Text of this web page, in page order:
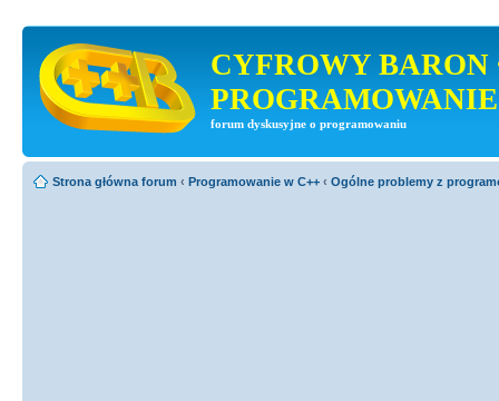
CYFROWY BARON
PROGRAMOWANIE
forum dyskusyjne o programowaniu
Strona główna forum ‹ Programowanie w C++ ‹ Ogólne problemy z